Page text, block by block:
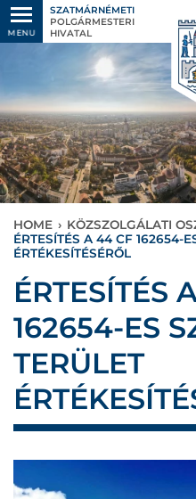
MENU
SZATMÁRNÉMETI
POLGÁRMESTERI
HIVATAL
HOME › KÖZSZOLGÁLATI
ÉRTESÍTÉS A 44 CF 162654-
ÉRTÉKESÍTÉSÉRŐL
ÉRTESÍTÉS
162654-ES
TERÜLET